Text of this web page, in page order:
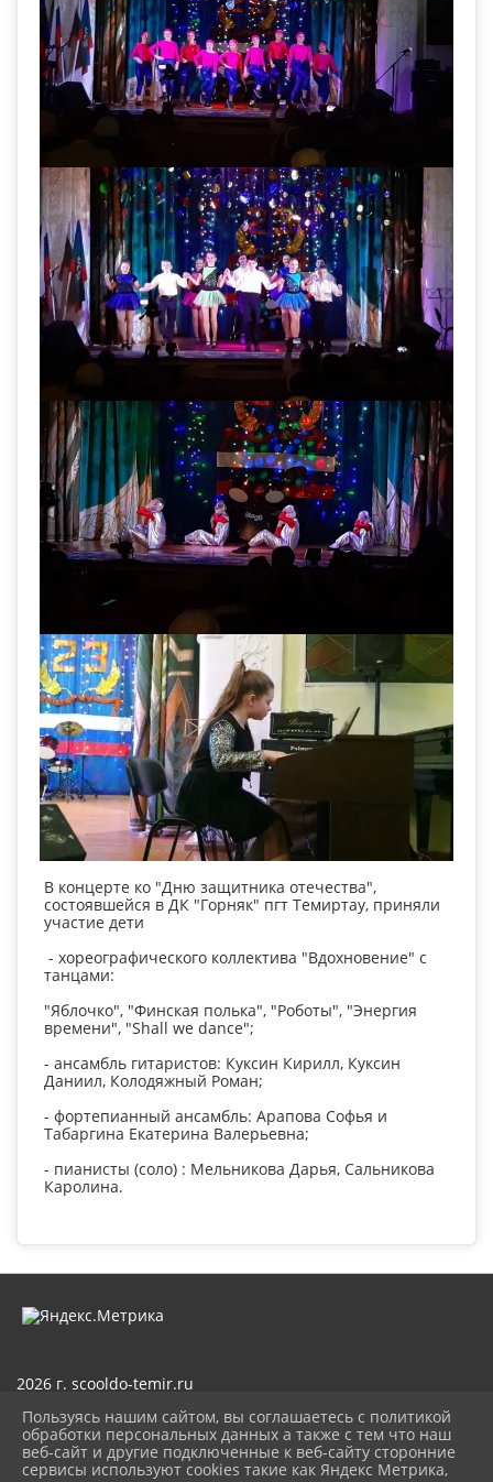
В концерте ко "Дню защитника отечества",
состоявшейся в ДК "Горняк" пгт Темиртау, приняли
участие дети
- хореографического коллектива "Вдохновение" с
танцами:
"Яблочко", "Финская полька", "Роботы", "Энергия
времени", "Shall we dance";
- ансамбль гитаристов: Куксин Кирилл, Куксин
Даниил, Колодяжный Роман;
- фортепианный ансамбль: Арапова Софья и
Табаргина Екатерина Валерьевна;
- пианисты (соло) : Мельникова Дарья, Сальникова
Каролина.
2026 г. scooldo-temir.ru
Карта сайта
Политика обработки персональных данных
Пользуясь нашим сайтом, вы соглашаетесь с политикой
обработки персональных данных а также с тем что наш
веб-сайт и другие подключенные к веб-сайту сторонние
сервисы используют cookies такие как Яндекс Метрика,